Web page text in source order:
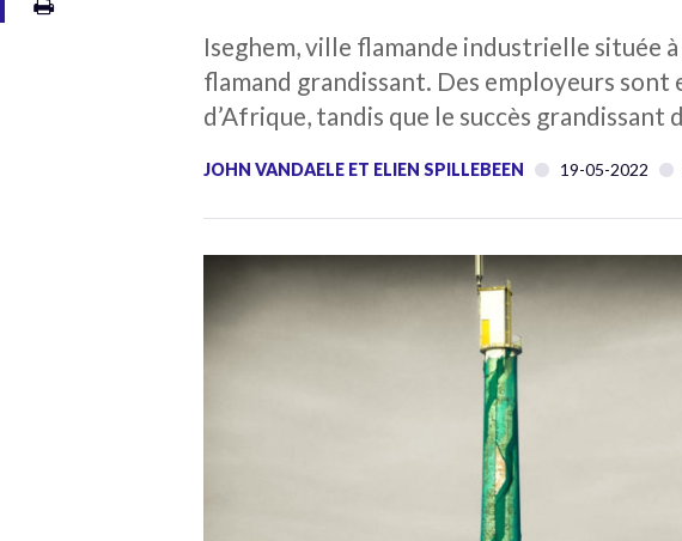
Iseghem, ville flamande industrielle située
flamand grandissant. Des employeurs sont
d’Afrique, tandis que le succès
JOHN VANDAELE ET ELIEN SPILLEBEEN 19-05-2022